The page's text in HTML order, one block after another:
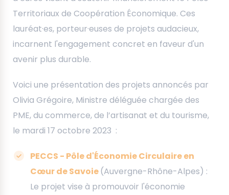
Territoriaux de Coopération Économique. Ces
lauréat·es, porteur·euses de projets audacieux,
incarnent l'engagement concret en faveur d'un
avenir plus durable.
Voici une présentation des projets annoncés par
Olivia Grégoire, Ministre déléguée chargée des
PME, du commerce, de l’artisanat et du tourisme,
le mardi 17 octobre 2023 :
PECCS - Pôle d'Économie Circulaire en
Cœur de Savoie(Auvergne-Rhône-Alpes) :
Le projet vise à promouvoir l'économie